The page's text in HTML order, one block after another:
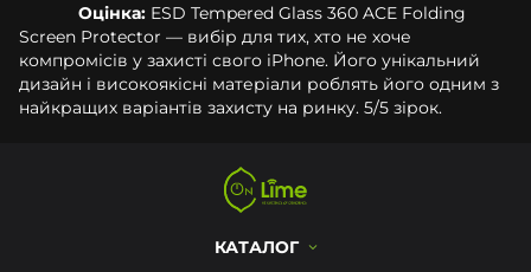
Оцінка: ESD Tempered Glass 360 ACE Folding
Screen Protector — вибір для тих, хто не хоче
компромісів у захисті свого iPhone. Його унікальний
дизайн і високоякісні матеріали роблять його одним з
найкращих варіантів захисту на ринку. 5/5 зірок.
КАТАЛОГ